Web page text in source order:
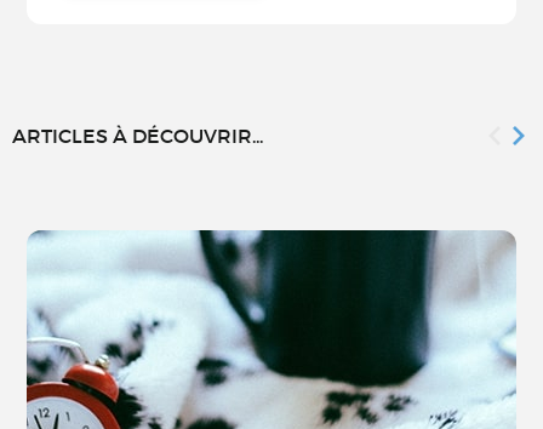
ARTICLES À DÉCOUVRIR...